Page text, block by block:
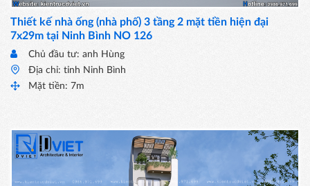
Thiết kế nhà ống (nhà phố) 3 tầng 2 mặt tiền hiện đại
7x29m tại Ninh Bình NO 126
Chủ đầu tư: anh Hùng
Địa chỉ: tỉnh Ninh Bình
Mặt tiền: 7m